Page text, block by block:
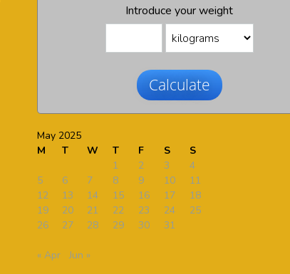
Introduce your weight
Calculate
May 2025
M
T W T F S
S
1
2 3
4
5
6 7 8 9 10
11
12
13 14 15 16 17
18
19
20 21 22 23 24
25
26
27 28 29 30 31
« Apr Jun »